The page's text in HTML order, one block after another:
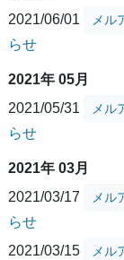
2021/06/01
メル
らせ
2021年 05月
2021/05/31
メル
らせ
2021年 03月
2021/03/17
メル
らせ
2021/03/15
メル